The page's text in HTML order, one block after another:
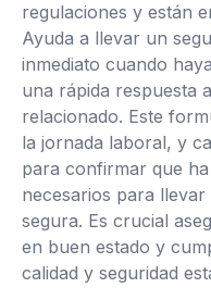
regulaciones y están
Ayuda a llevar un
inmediato cuando
una rápida respuesta
relacionado. Este
la jornada laboral, y
para confirmar que
necesarios para
segura. Es crucial
en buen estado y
calidad y seguridad